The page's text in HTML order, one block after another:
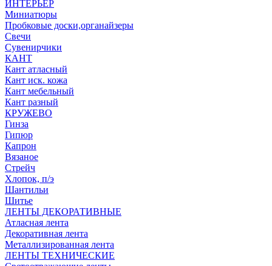
ИНТЕРЬЕР
Миниатюры
Пробковые доски,органайзеры
Свечи
Сувенирчики
КАНТ
Кант атласный
Кант иск. кожа
Кант мебельный
Кант разный
КРУЖЕВО
Гинза
Гипюр
Капрон
Вязаное
Стрейч
Хлопок, п/э
Шантильи
Шитье
ЛЕНТЫ ДЕКОРАТИВНЫЕ
Атласная лента
Декоративная лента
Металлизированная лента
ЛЕНТЫ ТЕХНИЧЕСКИЕ